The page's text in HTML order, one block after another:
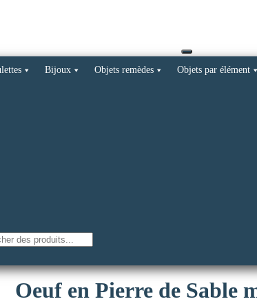
Bijoux Objets remèdes Objets par élément
Oeuf en Pierre de Sable